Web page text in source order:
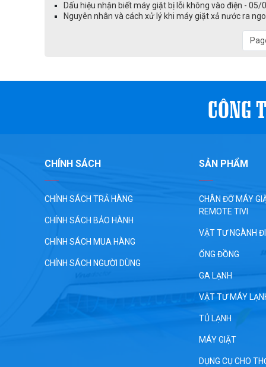
Dấu hiệu nhận biết máy giặt bị lỗi không vào điện - 05/
Nguyên nhân và cách xử lý khi máy giặt xả nước ra
CÔNG
CHÍNH SÁCH
CHÍNH SÁCH TRẢ HÀNG
CHÍNH SÁCH BẢO HÀNH
CHÍNH SÁCH MUA HÀNG
CHÍNH SÁCH NGƯỜI DÙNG
SẢN PHẨM
CHÂN ĐỠ MÁY
REMOTE TIVI
VẬT TƯ NGÀNH
ỐNG ĐỒNG
GA LẠNH
VẬT TƯ MÁY
TỦ LẠNH
MÁY GIẶT
DỤNG CỤ CHO